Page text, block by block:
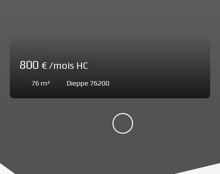
800 € /mois HC
76 m² Dieppe 76200